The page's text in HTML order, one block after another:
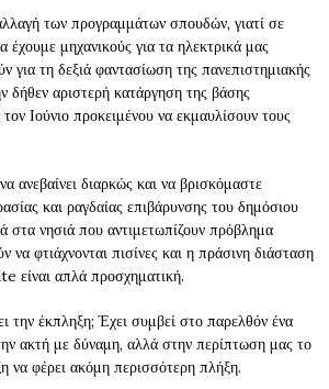
των προγραμμάτων σπουδών, γιατί σε
έχουμε μηχανικούς για τα ηλεκτρικά μας
για τη δεξιά φαντασίωση της πανεπιστημιακής
δήθεν αριστερή κατάργηση της βάσης
Ιούνιο προκειμένου να εκμαυλίσουν τους
ανεβαίνει διαρκώς και να βρισκόμαστε
και ραγδαίας επιβάρυνσης του δημόσιου
στα νησιά που αντιμετωπίζουν πρόβλημα
να φτιάχνονται πισίνες και η πράσινη διάσταση
είναι απλά προσχηματική.
την έκπληξη; Έχει συμβεί στο παρελθόν ένα
ακτή με δύναμη, αλλά στην περίπτωση μας το
να φέρει ακόμη περισσότερη πλήξη.